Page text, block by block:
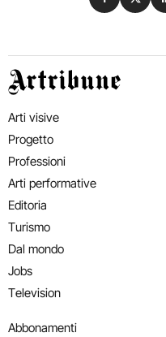
Artribune
Arti visive
Progetto
Professioni
Arti performative
Editoria
Turismo
Dal mondo
Jobs
Television
Abbonamenti